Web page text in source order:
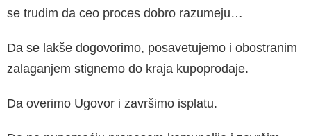
se trudim da ceo proces dobro razumeju…
Da se lakše dogovorimo, posavetujemo i obostranim
zalaganjem stignemo do kraja kupoprodaje.
Da overimo Ugovor i završimo isplatu.